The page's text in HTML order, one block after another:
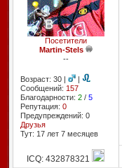
Посетители
Martin-Stels
--
Возраст: 30 |
|
Сообщений: 157
Благодарности: 2/ 5
Репутация: 0
Предупреждений: 0
Друзья
Тут: 17 лет 7 месяцев
ICQ: 432878321